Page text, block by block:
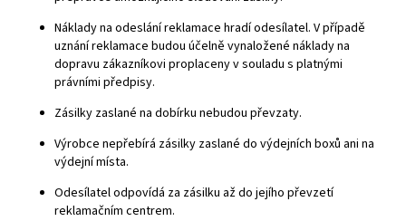
Náklady na odeslání reklamace hradí odesílatel. V případě
uznání reklamace budou účelně vynaložené náklady na
dopravu zákazníkovi proplaceny v souladu s platnými
právními předpisy.
Zásilky zaslané na dobírku nebudou převzaty.
Výrobce nepřebírá zásilky zaslané do výdejních boxů ani na
výdejní místa.
Odesílatel odpovídá za zásilku až do jejího převzetí
reklamačním centrem.